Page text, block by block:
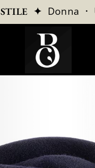
✦ Donna ·